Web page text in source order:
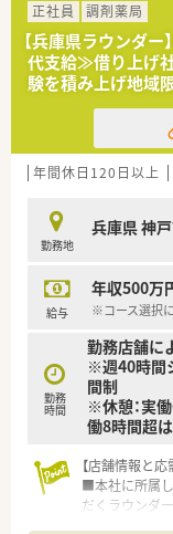
正社員
調剤薬局
【兵庫県ラウンダ
代支給≫借り上げ
験を積み上げ地域
年間休日120日以上
勤務地
兵庫県 神
給与
年収500万
※コース選択
勤務
時間
勤務店舗に
※週40時間
間制
※休憩：実
働8時間超
【店舗情報と
■本社に所属し
だくラウンダ